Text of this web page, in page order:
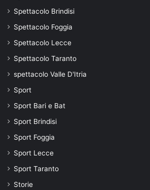
Spettacolo Brindisi
Spettacolo Foggia
Spettacolo Lecce
Spettacolo Taranto
spettacolo Valle D'Itria
Sport
Sport Bari e Bat
Sport Brindisi
Sport Foggia
Sport Lecce
Sport Taranto
Storie